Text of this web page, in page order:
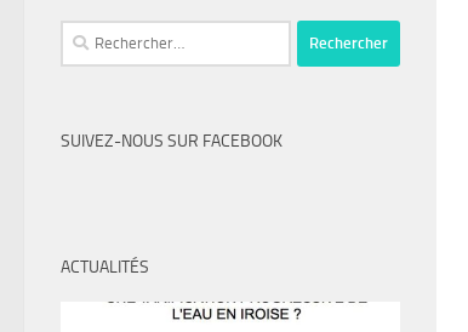
Rechercher :
SUIVEZ-NOUS SUR FACEBOOK
ACTUALITÉS